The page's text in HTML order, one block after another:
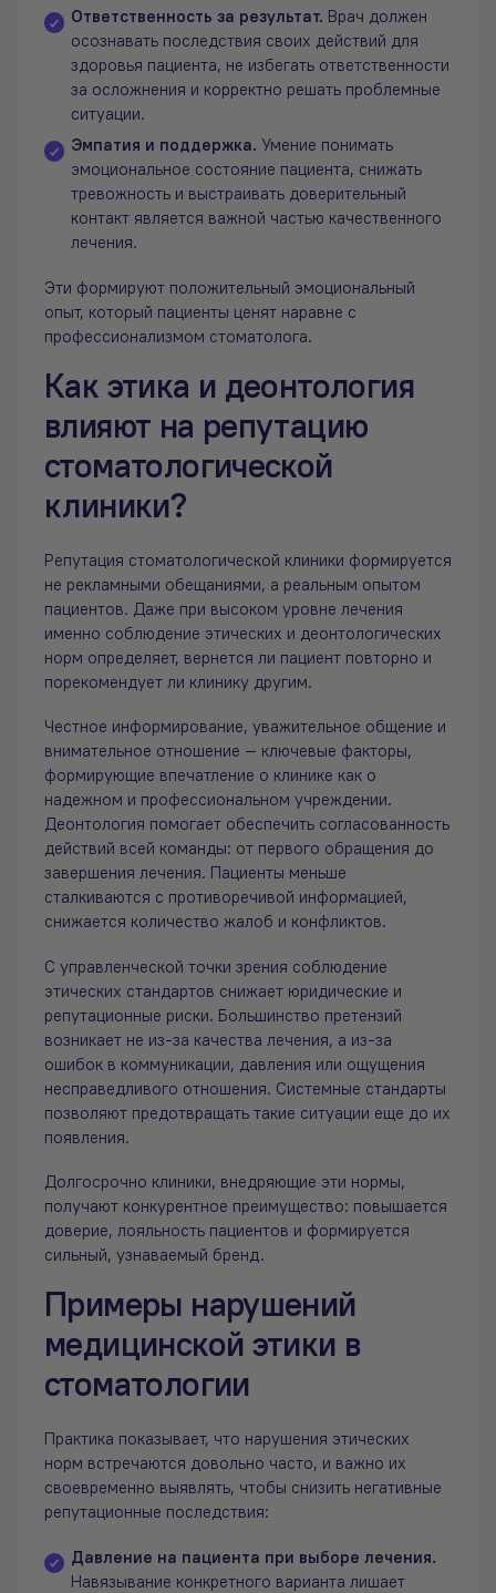
Ответственность за результат. Врач должен
осознавать последствия своих действий для
здоровья пациента, не избегать ответственности
за осложнения и корректно решать проблемные
ситуации.
Эмпатия и поддержка. Умение понимать
эмоциональное состояние пациента, снижать
тревожность и выстраивать доверительный
контакт является важной частью качественного
лечения.
Эти формируют положительный эмоциональный
опыт, который пациенты ценят наравне с
профессионализмом стоматолога.
Как этика и деонтология
влияют на репутацию
стоматологической
клиники?
Репутация стоматологической клиники формируется
не рекламными обещаниями, а реальным опытом
пациентов. Даже при высоком уровне лечения
именно соблюдение этических и деонтологических
норм определяет, вернется ли пациент повторно и
порекомендует ли клинику другим.
Честное информирование, уважительное общение и
внимательное отношение — ключевые факторы,
формирующие впечатление о клинике как о
надежном и профессиональном учреждении.
Деонтология помогает обеспечить согласованность
действий всей команды: от первого обращения до
завершения лечения. Пациенты меньше
сталкиваются с противоречивой информацией,
снижается количество жалоб и конфликтов.
С управленческой точки зрения соблюдение
этических стандартов снижает юридические и
репутационные риски. Большинство претензий
возникает не из-за качества лечения, а из-за
ошибок в коммуникации, давления или ощущения
несправедливого отношения. Системные стандарты
позволяют предотвращать такие ситуации еще до их
появления.
Долгосрочно клиники, внедряющие эти нормы,
получают конкурентное преимущество: повышается
доверие, лояльность пациентов и формируется
сильный, узнаваемый бренд.
Примеры нарушений
медицинской этики в
стоматологии
Практика показывает, что нарушения этических
норм встречаются довольно часто, и важно их
своевременно выявлять, чтобы снизить негативные
репутационные последствия:
Давление на пациента при выборе лечения.
Навязывание конкретного варианта лишает